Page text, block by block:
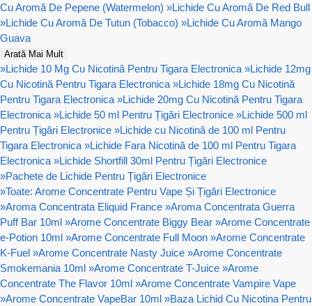
Cu Aromă De Pepene (Watermelon) »Lichide Cu Aromă De Red Bull
»Lichide Cu Aromă De Tutun (Tobacco) »Lichide Cu Aromă Mango
Guava
Arată Mai Mult
»Lichide 10 Mg Cu Nicotină Pentru Tigara Electronica »Lichide 12mg
Cu Nicotină Pentru Tigara Electronica »Lichide 18mg Cu Nicotină
Pentru Tigara Electronica »Lichide 20mg Cu Nicotină Pentru Tigara
Electronica »Lichide 50 ml Pentru Țigări Electronice »Lichide 500 ml
Pentru Țigări Electronice »Lichide cu Nicotină de 100 ml Pentru
Tigara Electronica »Lichide Fara Nicotină de 100 ml Pentru Tigara
Electronica »Lichide Shortfill 30ml Pentru Țigări Electronice
»Pachete de Lichide Pentru Țigări Electronice
»Toate: Arome Concentrate Pentru Vape Și Țigări Electronice
»Aroma Concentrata Eliquid France »Aroma Concentrata Guerra
Puff Bar 10ml »Arome Concentrate Biggy Bear »Arome Concentrate
e-Potion 10ml »Arome Concentrate Full Moon »Arome Concentrate
K-Fuel »Arome Concentrate Nasty Juice »Arome Concentrate
Smokemania 10ml »Arome Concentrate T-Juice »Arome
Concentrate The Flavor 10ml »Arome Concentrate Vampire Vape
»Arome Concentrate VapeBar 10ml »Baza Lichid Cu Nicotina Pentru